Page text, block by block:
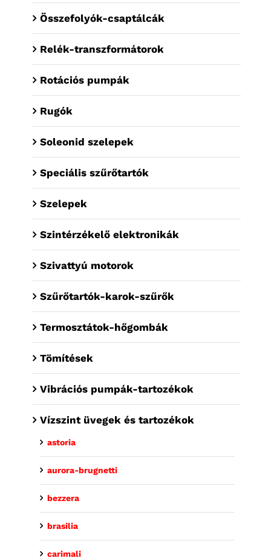
Összefolyók-csaptálcák
Relék-transzformátorok
Rotációs pumpák
Rugók
Soleonid szelepek
Speciális szűrőtartók
Szelepek
Szintérzékelő elektronikák
Szivattyú motorok
Szűrőtartók-karok-szűrők
Termosztátok-hőgombák
Tömítések
Vibrációs pumpák-tartozékok
Vízszint üvegek és tartozékok
astoria
aurora-brugnetti
bezzera
brasilia
carimali